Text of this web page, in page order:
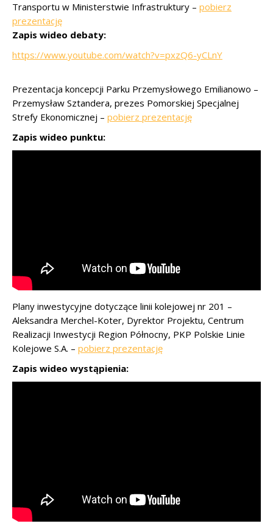
Transportu w Ministerstwie Infrastruktury – pobierz
prezentację
Zapis wideo debaty:
https://www.youtube.com/watch?v=pxzQ6-yCLnY
Prezentacja koncepcji Parku Przemysłowego Emilianowo –
Przemysław Sztandera, prezes Pomorskiej Specjalnej
Strefy Ekonomicznej – pobierz prezentację
Zapis wideo punktu:
Plany inwestycyjne dotyczące linii kolejowej nr 201 –
Aleksandra Merchel-Koter, Dyrektor Projektu, Centrum
Realizacji Inwestycji Region Północny, PKP Polskie Linie
Kolejowe S.A. – pobierz prezentację
Zapis wideo wystąpienia: